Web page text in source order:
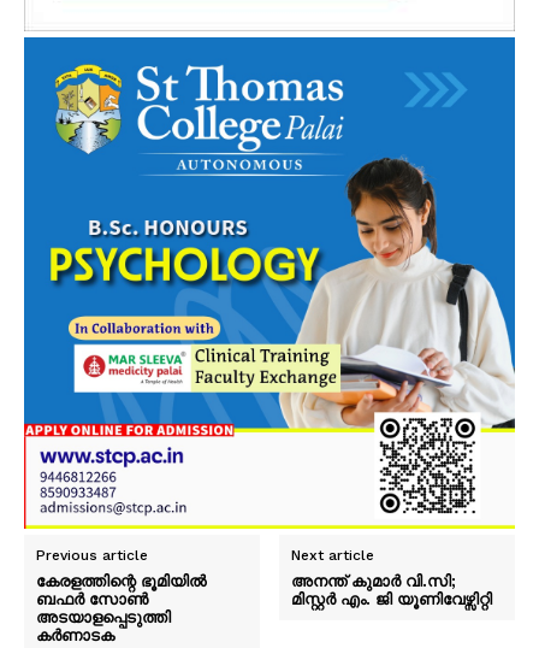
Previous article
കേരളത്തിന്റെ ഭൂമിയില്‍
ബഫര്‍ സോണ്‍
അടയാളപ്പെടുത്തി
കര്‍ണാടക
Next article
അനന്ത് കുമാർ വി.സി;
മിസ്റ്റർ എം. ജി യൂണിവേഴ്സിറ്റി